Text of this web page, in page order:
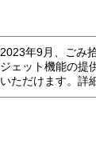
2023年9月、ごみ
ジェット機能の提
いただけます。詳